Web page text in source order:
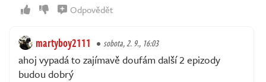
Odpovědět
martyboy2111 sobota, 2. 9., 16:03
ahoj vypadá to zajímavě doufám další 2 epizody
budou dobrý